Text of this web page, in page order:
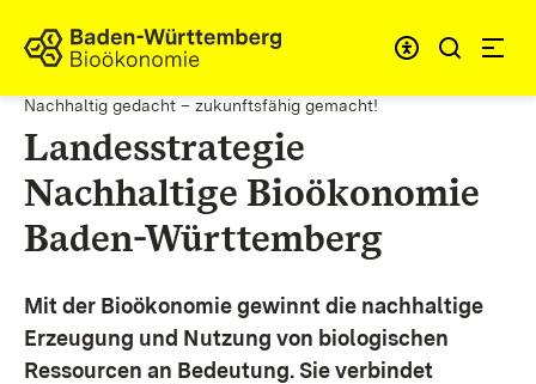
Zum Inhalt springen
Link zur Startseite
Nachhaltig gedacht – zukunftsfähig gemacht!
Landesstrategie
Nachhaltige Bioökonomie
Baden-Württemberg
Mit der Bioökonomie gewinnt die nachhaltige
Erzeugung und Nutzung von biologischen
Ressourcen an Bedeutung. Sie verbindet